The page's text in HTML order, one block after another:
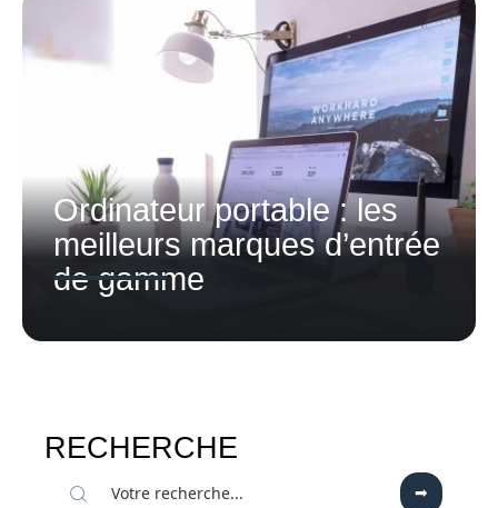
Ordinateur portable : les
meilleurs marques d’entrée
de gamme
RECHERCHE